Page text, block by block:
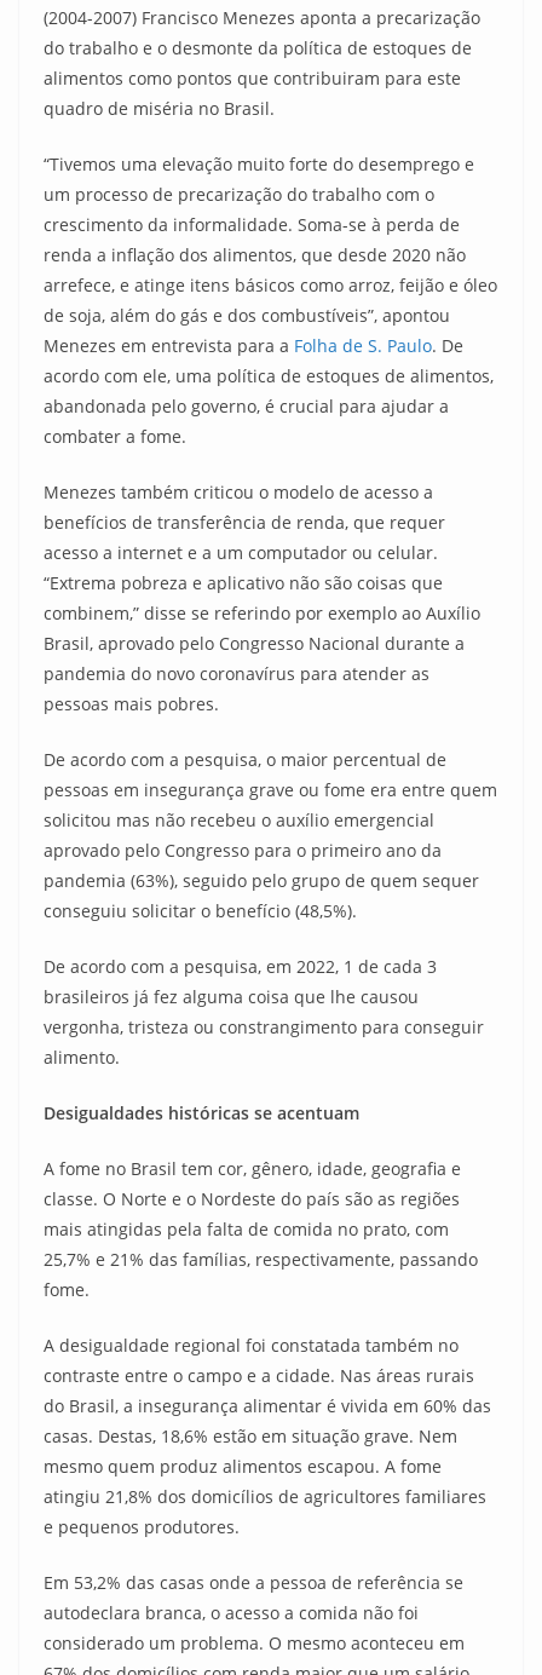
(2004-2007) Francisco Menezes aponta a precarização
do trabalho e o desmonte da política de estoques de
alimentos como pontos que contribuiram para este
quadro de miséria no Brasil.
“Tivemos uma elevação muito forte do desemprego e
um processo de precarização do trabalho com o
crescimento da informalidade. Soma-se à perda de
renda a inflação dos alimentos, que desde 2020 não
arrefece, e atinge itens básicos como arroz, feijão e óleo
de soja, além do gás e dos combustíveis”, apontou
Menezes em entrevista para a Folha de S. Paulo. De
acordo com ele, uma política de estoques de alimentos,
abandonada pelo governo, é crucial para ajudar a
combater a fome.
Menezes também criticou o modelo de acesso a
benefícios de transferência de renda, que requer
acesso a internet e a um computador ou celular.
“Extrema pobreza e aplicativo não são coisas que
combinem,” disse se referindo por exemplo ao Auxílio
Brasil, aprovado pelo Congresso Nacional durante a
pandemia do novo coronavírus para atender as
pessoas mais pobres.
De acordo com a pesquisa, o maior percentual de
pessoas em insegurança grave ou fome era entre quem
solicitou mas não recebeu o auxílio emergencial
aprovado pelo Congresso para o primeiro ano da
pandemia (63%), seguido pelo grupo de quem sequer
conseguiu solicitar o benefício (48,5%).
De acordo com a pesquisa, em 2022, 1 de cada 3
brasileiros já fez alguma coisa que lhe causou
vergonha, tristeza ou constrangimento para conseguir
alimento.
Desigualdades históricas se acentuam
A fome no Brasil tem cor, gênero, idade, geografia e
classe. O Norte e o Nordeste do país são as regiões
mais atingidas pela falta de comida no prato, com
25,7% e 21% das famílias, respectivamente, passando
fome.
A desigualdade regional foi constatada também no
contraste entre o campo e a cidade. Nas áreas rurais
do Brasil, a insegurança alimentar é vivida em 60% das
casas. Destas, 18,6% estão em situação grave. Nem
mesmo quem produz alimentos escapou. A fome
atingiu 21,8% dos domicílios de agricultores familiares
e pequenos produtores.
Em 53,2% das casas onde a pessoa de referência se
autodeclara branca, o acesso a comida não foi
considerado um problema. O mesmo aconteceu em